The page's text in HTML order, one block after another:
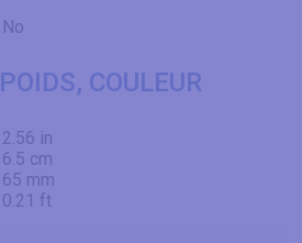
No
COULEUR
2.56 in
6.5 cm
65 mm
0.21 ft